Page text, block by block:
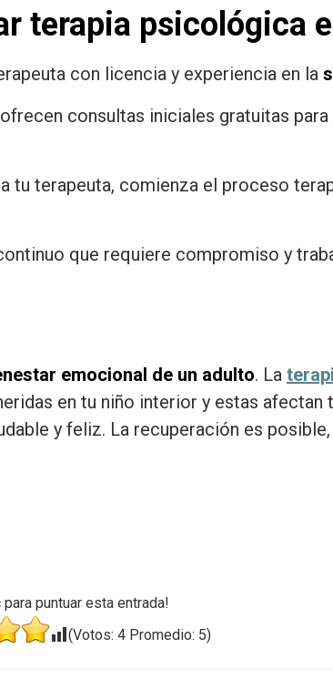
terapia psicológica
con licencia y experiencia en la
consultas iniciales gratuitas
tu terapeuta, comienza el proceso
que requiere compromiso y
emocional de un adulto. La
en tu niño interior y estas afectan
y feliz. La recuperación es posible,
para puntuar esta entrada!
(Votos: 4Promedio: 5)